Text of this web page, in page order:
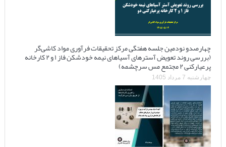
چهارصدو نودمین جلسه هفتگی مرکز تحقیقات فرآوری مواد کاشی‌گر
(بررسی روند تعویض آسترهای آسیاهای نیمه خودشکن فاز ۱ و ۲ کارخانه
پرعیارکنی ۲ مجتمع مس سرچشمه)
چهارشنبه 7 مرداد 1405